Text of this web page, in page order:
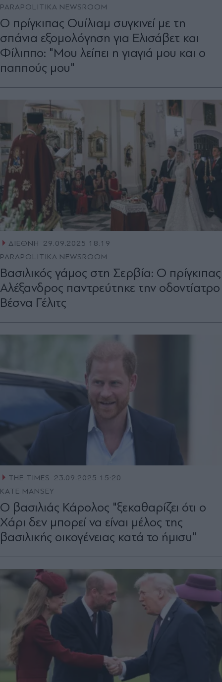
PARAPOLITIKA NEWSROOM
Ο πρίγκιπας Ουίλιαμ συγκινεί με τη
σπάνια εξομολόγηση για Ελισάβετ και
Φίλιππο: "Μου λείπει η γιαγιά μου και ο
παππούς μου"
ΔΙΕΘΝΗ
29.09.2025 18:19
PARAPOLITIKA NEWSROOM
Βασιλικός γάμος στη Σερβία: Ο πρίγκιπας
Αλέξανδρος παντρεύτηκε την οδοντίατρο
Βέσνα Γέλιτς
THE TIMES
23.09.2025 15:20
KATE MANSEY
Ο βασιλιάς Κάρολος "ξεκαθαρίζει ότι ο
Χάρι δεν μπορεί να είναι μέλος της
βασιλικής οικογένειας κατά το ήμισυ"